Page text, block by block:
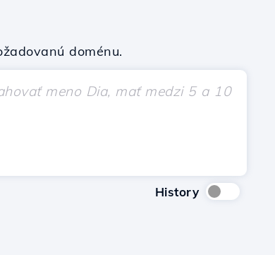
doménu.
History